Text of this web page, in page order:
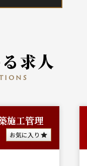
求人
施工管理
お気に入り